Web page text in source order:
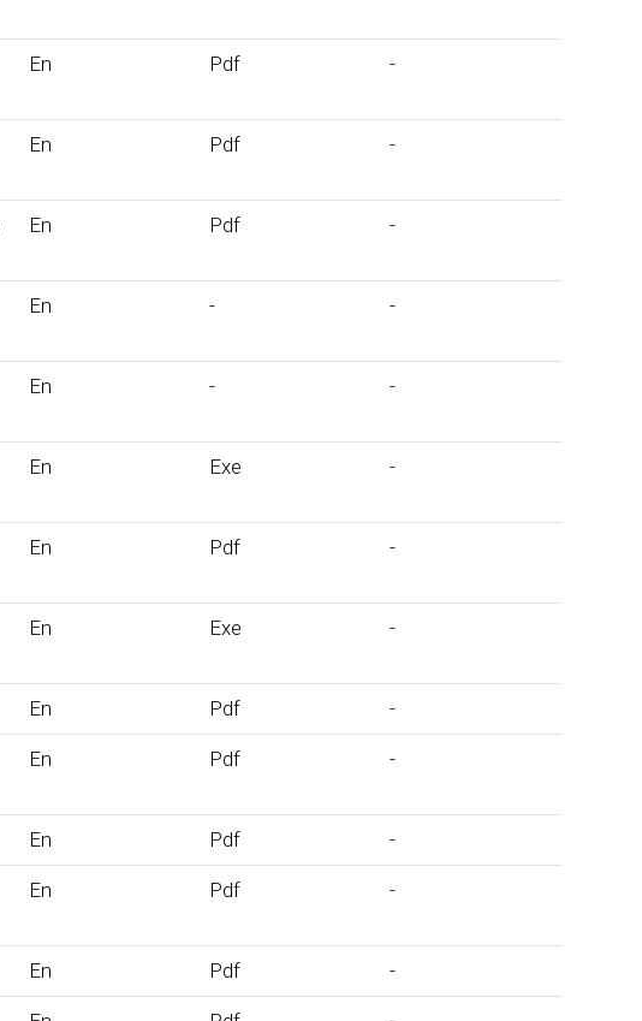
En Pdf -
En Pdf -
En Pdf -
En - -
En - -
En Exe -
En Pdf -
En Exe -
En Pdf -
En Pdf -
En Pdf -
En Pdf -
En Pdf -